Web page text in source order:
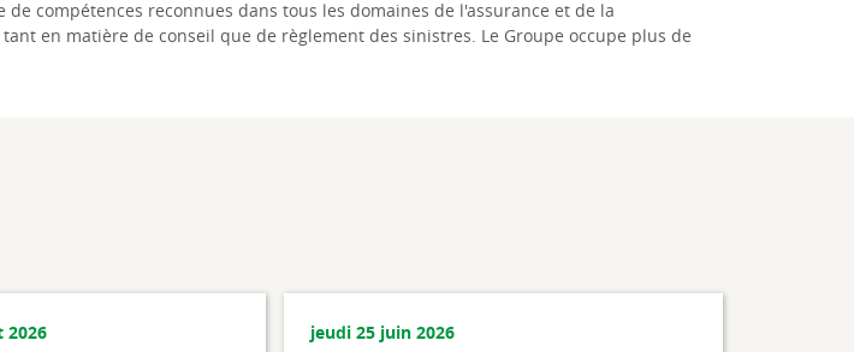
compétences reconnues dans tous les domaines de l'assurance et de la
en matière de conseil que de règlement des sinistres. Le Groupe occupe plus de
2026 jeudi 25 juin 2026